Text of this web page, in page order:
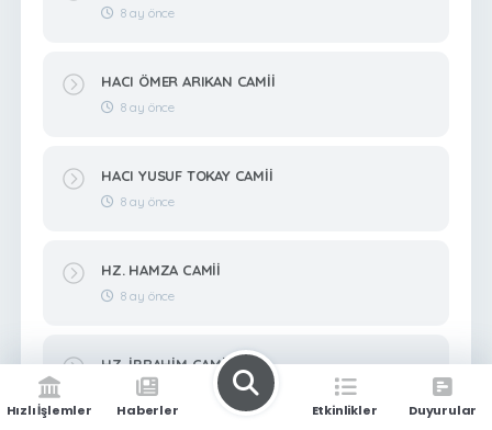
8 ay önce
HACI ÖMER ARIKAN CAMİİ
8 ay önce
HACI YUSUF TOKAY CAMİİ
8 ay önce
HZ. HAMZA CAMİİ
8 ay önce
HZ. İBRAHİM CAMİİ
8 ay önce
Hızlı İşlemler Haberler Etkinlikler Duyurular